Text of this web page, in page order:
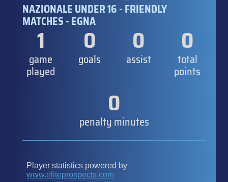
NAZIONALE UNDER 16 - FRIENDLY
MATCHES - EGNA
1
game
played
0
goals
0
assist
0
total
points
0
penalty minutes